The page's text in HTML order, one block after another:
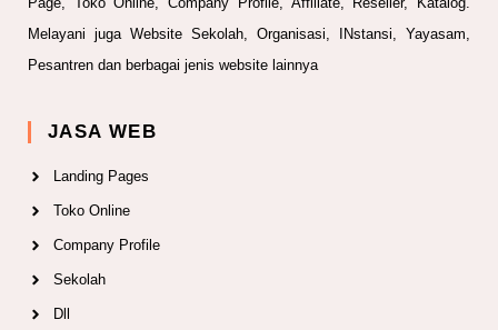
Melayani juga Website Sekolah, Organisasi, INstansi, Yayasam,
Pesantren dan berbagai jenis website lainnya
JASA WEB
Landing Pages
Toko Online
Company Profile
Sekolah
Dll